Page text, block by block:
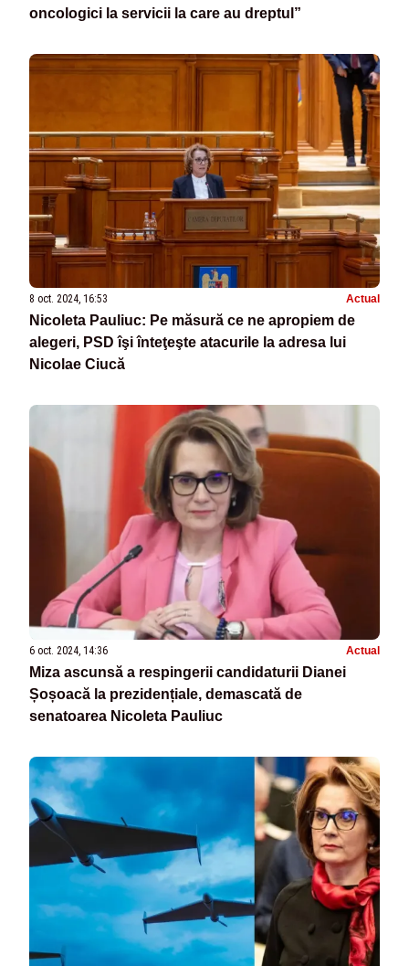
oncologici la servicii la care au dreptul”
8 oct. 2024, 16:53 Actual
Nicoleta Pauliuc: Pe măsură ce ne apropiem de
alegeri, PSD îşi înteţeşte atacurile la adresa lui
Nicolae Ciucă
6 oct. 2024, 14:36 Actual
Miza ascunsă a respingerii candidaturii Dianei
Șoșoacă la prezidențiale, demascată de
senatoarea Nicoleta Pauliuc